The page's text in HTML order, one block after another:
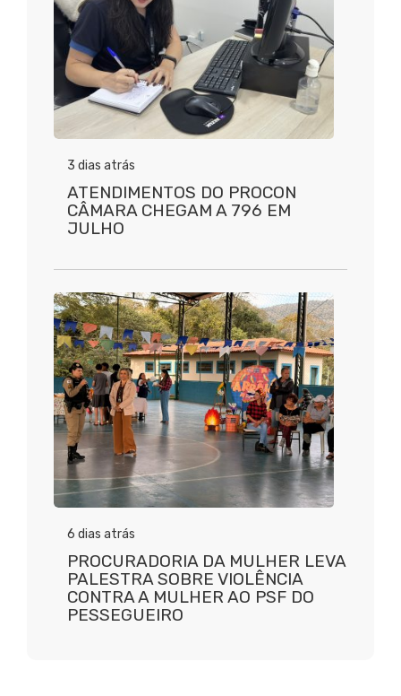
3 dias atrás
ATENDIMENTOS DO PROCON
CÂMARA CHEGAM A 796 EM
JULHO
6 dias atrás
PROCURADORIA DA MULHER LEVA
PALESTRA SOBRE VIOLÊNCIA
CONTRA A MULHER AO PSF DO
PESSEGUEIRO